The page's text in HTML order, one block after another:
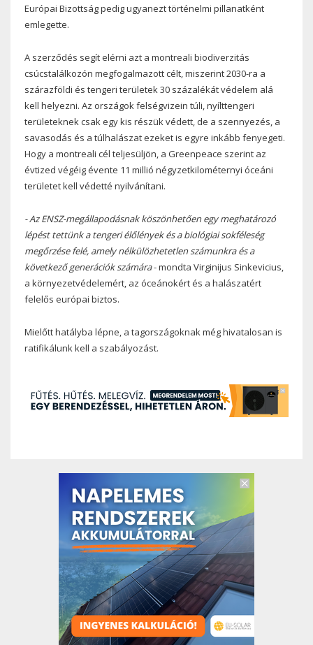
Európai Bizottság pedig ugyanezt történelmi pillanatként
emlegette.
A szerződés segít elérni azt a montreali biodiverzitás
csúcstalálkozón megfogalmazott célt, miszerint 2030-ra a
szárazföldi és tengeri területek 30 százalékát védelem alá
kell helyezni. Az országok felségvizein túli, nyílttengeri
területeknek csak egy kis részük védett, de a szennyezés, a
savasodás és a túlhalászat ezeket is egyre inkább fenyegeti.
Hogy a montreali cél teljesüljön, a Greenpeace szerint az
évtized végéig évente 11 millió négyzetkilométernyi óceáni
területet kell védetté nyilvánítani.
- Az ENSZ-megállapodásnak köszönhetően egy meghatározó
lépést tettünk a tengeri élőlények és a biológiai sokféleség
megőrzése felé, amely nélkülözhetetlen számunkra és a
következő generációk számára- mondta Virginijus Sinkevicius,
a környezetvédelemért, az óceánokért és a halászatért
felelős európai biztos.
Mielőtt hatályba lépne, a tagországoknak még hivatalosan is
ratifikálunk kell a szabályozást.